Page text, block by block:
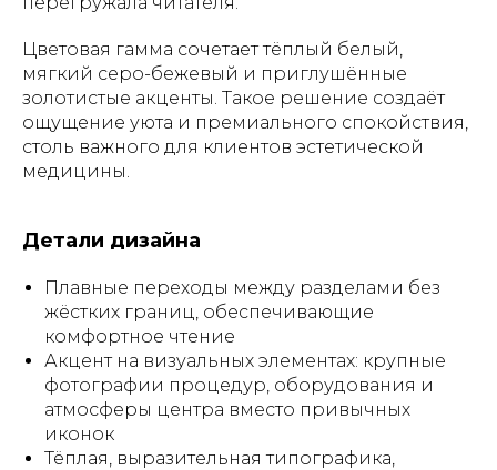
Цветовая гамма сочетает тёплый белый,
мягкий серо-бежевый и приглушённые
золотистые акценты. Такое решение создаёт
ощущение уюта и премиального спокойствия,
столь важного для клиентов эстетической
медицины.
Детали дизайна
Плавные переходы между разделами без
жёстких границ, обеспечивающие
комфортное чтение
Акцент на визуальных элементах: крупные
фотографии процедур, оборудования и
атмосферы центра вместо привычных
иконок
Тёплая, выразительная типографика,